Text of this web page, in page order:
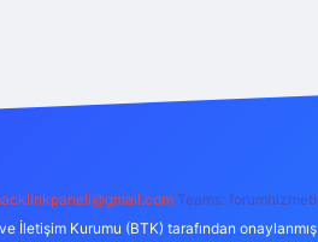
Teams:
İletişim Kurumu (BTK) tarafından